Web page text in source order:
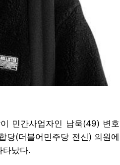
민간사업자인 남욱(49) 변호
당(더불어민주당 전신) 의원에
타났다.